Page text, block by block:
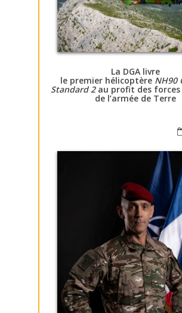
La DGA livre
le premier hélicoptère NH90
Standard 2au profit des forces
de l’armée de Terre